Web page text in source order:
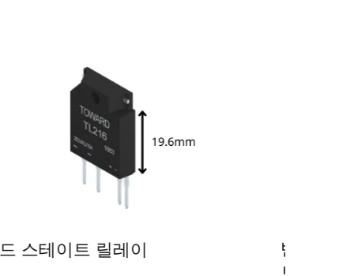
반도체 솔리드 스테이트 릴레이 (옵